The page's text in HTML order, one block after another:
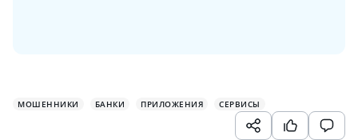
МОШЕННИКИ БАНКИ ПРИЛОЖЕНИЯ СЕРВИСЫ